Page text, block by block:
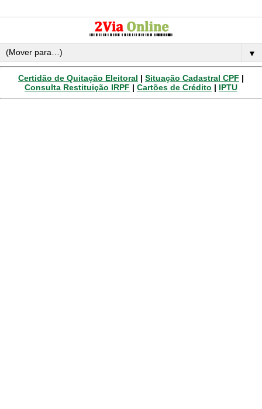
▼
Certidão de Quitação Eleitoral | Situação Cadastral CPF |
Consulta Restituição IRPF | Cartões de Crédito | IPTU